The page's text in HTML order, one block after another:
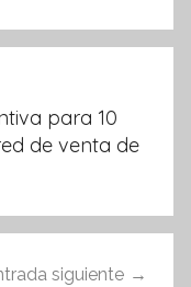
para 10
de venta de
siguiente